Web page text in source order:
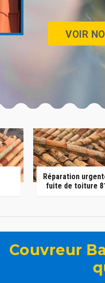
VOIR
Réparation
fuite de toiture
Couvreur